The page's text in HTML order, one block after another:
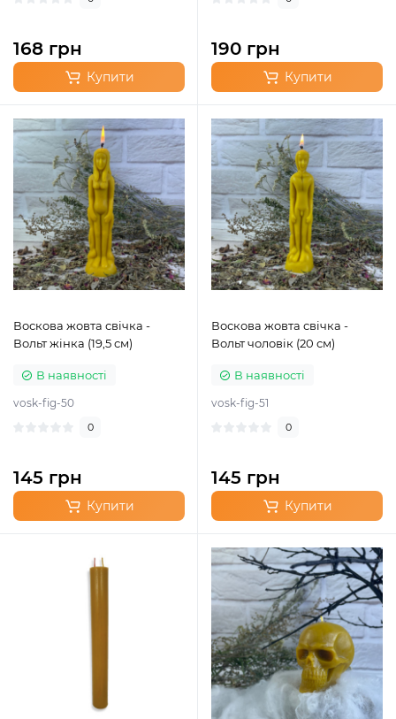
168 грн
Купити
190 грн
Купити
Воскова жовта свічка -
Вольт жінка (19,5 см)
В наявності
vosk-fig-50
0
145 грн
Купити
Воскова жовта свічка -
Вольт чоловік (20 см)
В наявності
vosk-fig-51
0
145 грн
Купити